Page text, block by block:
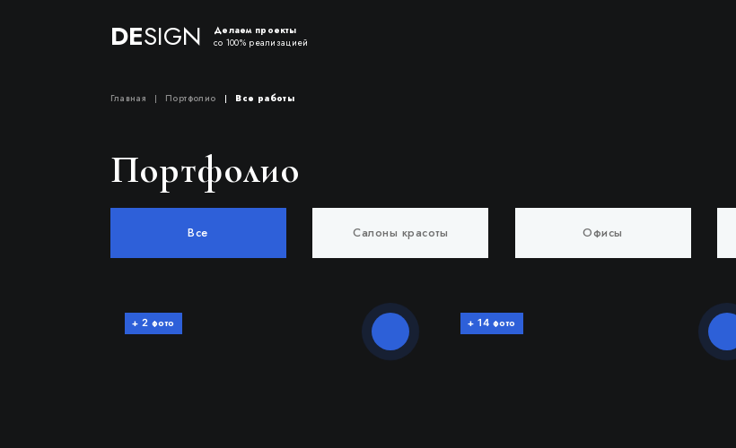
DESIGN
Делаем проекты
со 100% реализацией
Главная Портфолио Все работы
Портфолио
Все Салоны красоты Офисы
+ 2 фото +14 фото